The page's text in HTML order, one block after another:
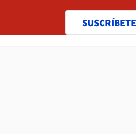
SUSCRÍBETE